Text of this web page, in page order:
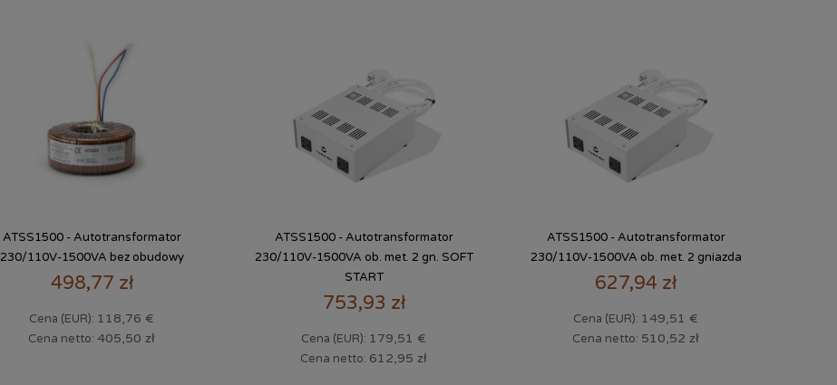
ATSS1500 - Autotransformator
230/110V-1500VA bez obudowy
498,77 zł
Cena (EUR): 118,76 €
Cena netto: 405,50 zł
ATSS1500 - Autotransformator
230/110V-1500VA ob. met. 2 gn. SOFT
START
753,93 zł
Cena (EUR): 179,51 €
Cena netto: 612,95 zł
ATSS1500 - Autotransformator
230/110V-1500VA ob. met. 2 gniazda
627,94 zł
Cena (EUR): 149,51 €
Cena netto: 510,52 zł